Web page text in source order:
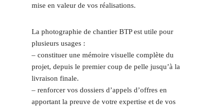
mise en valeur de vos réalisations.
La photographie de chantier BTP est utile pour
plusieurs usages :
– constituer une mémoire visuelle complète du
projet, depuis le premier coup de pelle jusqu’à la
livraison finale.
– renforcer vos dossiers d’appels d’offres en
apportant la preuve de votre expertise et de vos